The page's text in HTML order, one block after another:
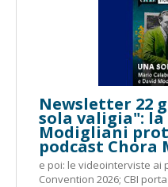
Newsletter 22
sola valigia":
Modigliani
podcast Chora
e poi: le videointerviste ai
Convention 2026; CBI